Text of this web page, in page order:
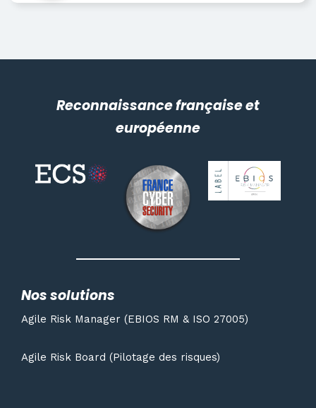
Reconnaissance française et
européenne
Nos solutions
Agile Risk Manager (EBIOS RM & ISO 27005)
Agile Risk Board (Pilotage des risques)